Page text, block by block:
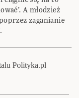
A młodzież
zaganianie
Polityka.pl